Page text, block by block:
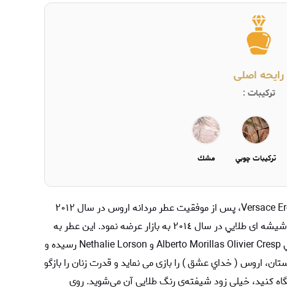
رایحه اصلی
ترکیبات :
تركيبات چوبي مشك
عطر ادکلن ورساچه اروس زنانه-Versace Eros Pour Femme، پس از موفقیت عطر مردانه اروس در سال ٢٠١٢
كمپاني ورساچ همتای زنانه این عطر دلفريب را در شیشه ای طلايي در سال ٢٠١٤ به بازار عرضه نمود. این عطر به
امضاي عطرسازان معروف شركت Firmenchi يعني Alberto Morillas Olivier Cresp و Nethalie Lorson رسيده و
اروس ( خداي عشق ) را بازی می نماید و قدرت زنان را بازگو
کنید، خیلی زود شیفته‌ی رنگ طلایی آن می‌شوید. روی